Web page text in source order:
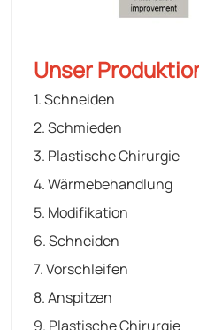
Unser
1. Schneiden
2. Schmieden
3. Plastische Chirurgie
4. Wärmebehandlung
5. Modifikation
6. Schneiden
7. Vorschleifen
8. Anspitzen
9. Plastische Chirurgie